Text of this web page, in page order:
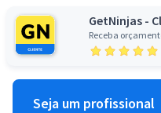
GetNinjas -
Receba
Seja um profissional